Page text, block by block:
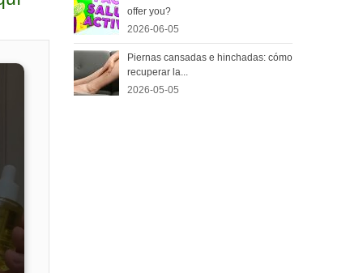
offer you?
2026-06-05
Piernas cansadas e hinchadas: cómo
recuperar la...
2026-05-05